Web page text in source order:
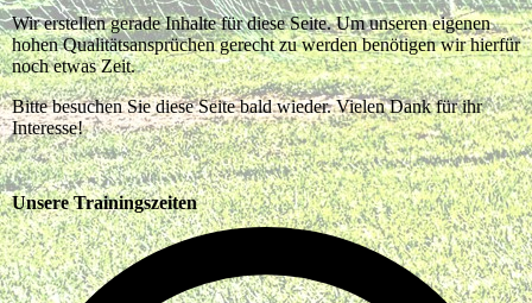
Wir erstellen gerade Inhalte für diese Seite. Um unseren eigenen
hohen Qualitätsansprüchen gerecht zu werden benötigen wir hierfür
noch etwas Zeit.
Bitte besuchen Sie diese Seite bald wieder. Vielen Dank für ihr
Interesse!
Unsere Trainingszeiten